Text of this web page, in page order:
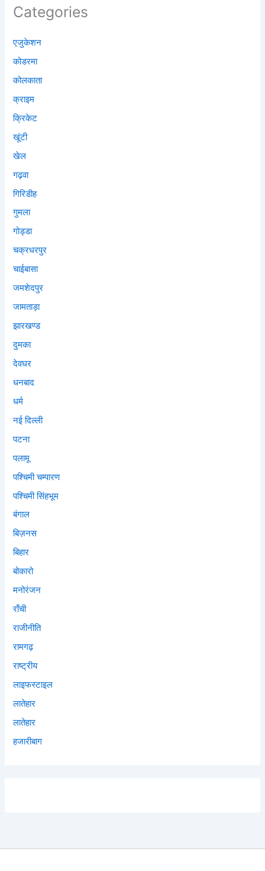
Categories
एजुकेशन
कोडरमा
कोलकाता
क्राइम
क्रिकेट
खूंटी
खेल
गढ़वा
गिरिडीह
गुमला
गोड्डा
चक्रधरपुर
चाईबासा
जमशेदपुर
जामताड़ा
झारखण्ड
दुमका
देवघर
धनबाद
धर्म
नई दिल्ली
पटना
पलामू
पश्चिमी चम्पारण
पश्चिमी सिंहभूम
बंगाल
बिज़नस
बिहार
बोकारो
मनोरंजन
राँची
राजीनीति
रामगढ़
राष्ट्रीय
लाइफस्टाइल
लातेहार
लातेहार
हजारीबाग